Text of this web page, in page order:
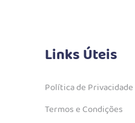
Links Úteis
Política de Privacidade
Termos e Condições